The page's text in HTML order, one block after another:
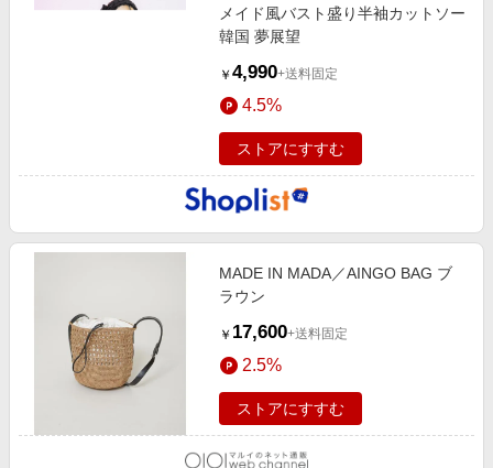
メイド風バスト盛り半袖カットソー
韓国 夢展望
￥ 4,990+送料固定
4.5%
ストアにすすむ
MADE IN MADA／AINGO BAG ブ
ラウン
￥ 17,600+送料固定
2.5%
ストアにすすむ